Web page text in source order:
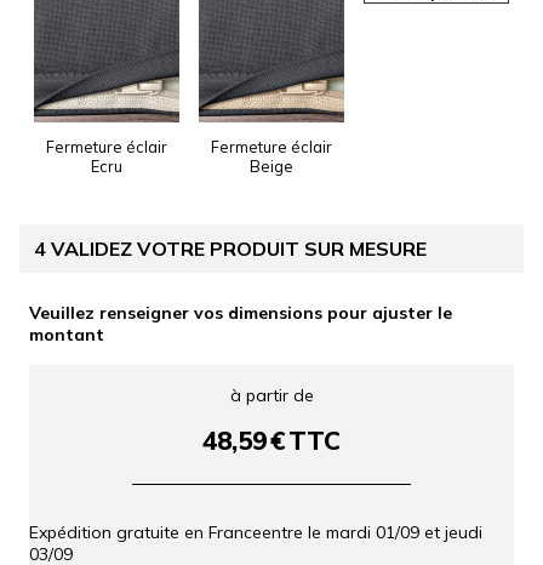
Fermeture éclair
Ecru
Fermeture éclair
Beige
4 VALIDEZ VOTRE PRODUIT SUR MESURE
Veuillez renseigner vos dimensions pour ajuster le
montant
à partir de
48,59€TTC
Expédition gratuite en Franceentre le mardi 01/09 et jeudi
03/09